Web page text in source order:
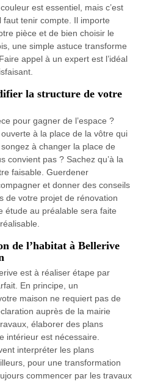
est essentiel, mais c’est
faut tenir compte. Il importe
pièce et de bien choisir le
une simple astuce transforme
appel à un expert est l’idéal
la structure de votre
pour gagner de l’espace ?
à la place de la vôtre qui
à changer la place de
convient pas ? Sachez qu’à la
faisable. Guerdener
et donner des conseils
de votre projet de rénovation
étude au préalable sera faite
de l’habitat à Bellerive
est à réaliser étape par
En principe, un
maison ne requiert pas de
auprès de la mairie
élaborer des plans
intérieur est nécessaire.
interpréter les plans
pour une transformation
commencer par les travaux